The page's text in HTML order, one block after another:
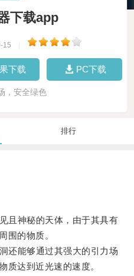
下载app
15
下载 PC下载
，安全绿色
排行
神秘的天体，由于其具有
围的物质。
能够通过其强大的引力场
质达到近光速的速度。